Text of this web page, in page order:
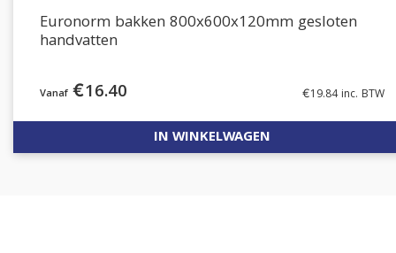
Euronorm bakken 800x600x120mm gesloten
handvatten
€16.40 €19.84inc. BTW
IN WINKELWAGEN